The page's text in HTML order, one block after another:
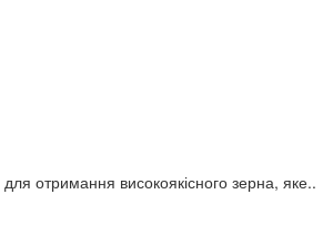
отримання високоякісного зерна, яке..